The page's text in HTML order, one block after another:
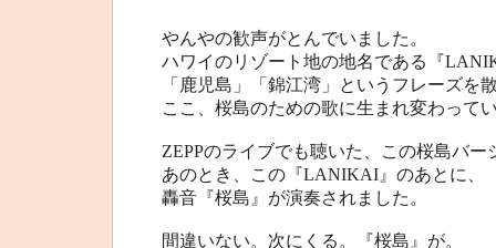
やんやの歓声がとんでいました。
ハワイのリゾート地の地名である『
「鹿児島」「錦江湾」というフレーズを
ここ、桜島のための歌に生まれ変わって
ZEPPのライブでも聴いた、この桜島バー
あのとき、この『LANIKAI』のあとに、
轟音『桜島』が演奏されました。
間違いない。次にくる。『桜島』が。